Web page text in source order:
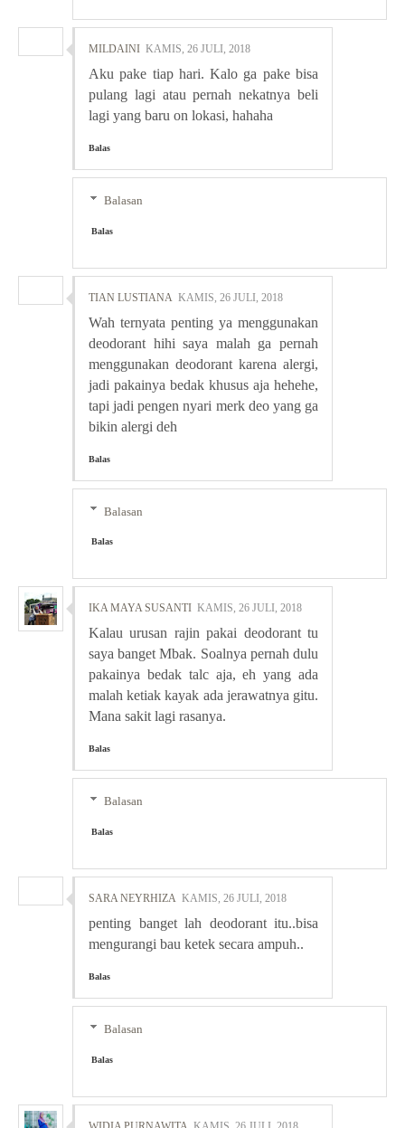
MILDAINI KAMIS, 26 JULI, 2018
Aku pake tiap hari. Kalo ga pake bisa
pulang lagi atau pernah nekatnya beli
lagi yang baru on lokasi, hahaha
Balas
Balasan
Balas
TIAN LUSTIANA KAMIS, 26 JULI, 2018
Wah ternyata penting ya menggunakan
deodorant hihi saya malah ga pernah
menggunakan deodorant karena alergi,
jadi pakainya bedak khusus aja hehehe,
tapi jadi pengen nyari merk deo yang ga
bikin alergi deh
Balas
Balasan
Balas
IKA MAYA SUSANTI KAMIS, 26 JULI, 2018
Kalau urusan rajin pakai deodorant tu
saya banget Mbak. Soalnya pernah dulu
pakainya bedak talc aja, eh yang ada
malah ketiak kayak ada jerawatnya gitu.
Mana sakit lagi rasanya.
Balas
Balasan
Balas
SARA NEYRHIZA KAMIS, 26 JULI, 2018
penting banget lah deodorant itu..bisa
mengurangi bau ketek secara ampuh..
Balas
Balasan
Balas